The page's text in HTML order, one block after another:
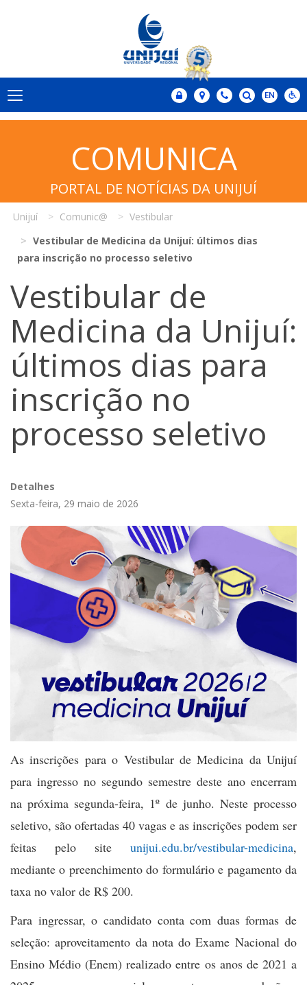
COMUNICA
PORTAL DE NOTÍCIAS DA UNIJUÍ
Unijuí Comunic@
Vestibular
Vestibular de Medicina da Unijuí: últimos dias
para inscrição no processo seletivo
Vestibular de
Medicina da Unijuí:
últimos dias para
inscrição no
processo seletivo
Detalhes
Sexta-feira, 29 maio de 2026
As inscrições para o Vestibular de Medicina da Unijuí
para ingresso no segundo semestre deste ano encerram
na próxima segunda-feira, 1º de junho. Neste processo
seletivo, são ofertadas 40 vagas e as inscrições podem ser
feitas pelo site unijui.edu.br/vestibular-medicina,
mediante o preenchimento do formulário e pagamento da
taxa no valor de R$ 200.
Para ingressar, o candidato conta com duas formas de
seleção: aproveitamento da nota do Exame Nacional do
Ensino Médio (Enem) realizado entre os anos de 2021 a